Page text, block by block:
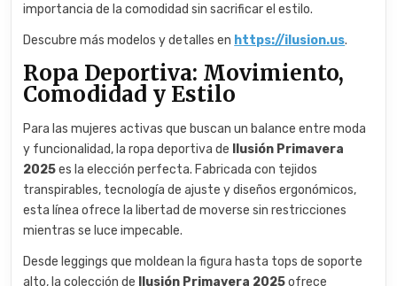
importancia de la comodidad sin sacrificar el estilo.
Descubre más modelos y detalles en https://ilusion.us.
Ropa Deportiva: Movimiento,
Comodidad y Estilo
Para las mujeres activas que buscan un balance entre moda
y funcionalidad, la ropa deportiva de
Ilusión Primavera
2025es la elección perfecta. Fabricada con tejidos
transpirables, tecnología de ajuste y diseños ergonómicos,
esta línea ofrece la libertad de moverse sin restricciones
mientras se luce impecable.
Desde leggings que moldean la figura hasta tops de soporte
alto, la colección de
Ilusión Primavera 2025ofrece